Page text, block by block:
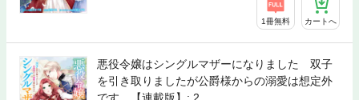
1冊無料 カートへ
悪役令嬢はシングルマザーになりました 双子
を引き取りましたが公爵様からの溺愛は想定外